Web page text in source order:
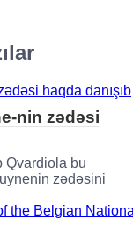
nin zədəsi
Qvardiola bu
zədəsini